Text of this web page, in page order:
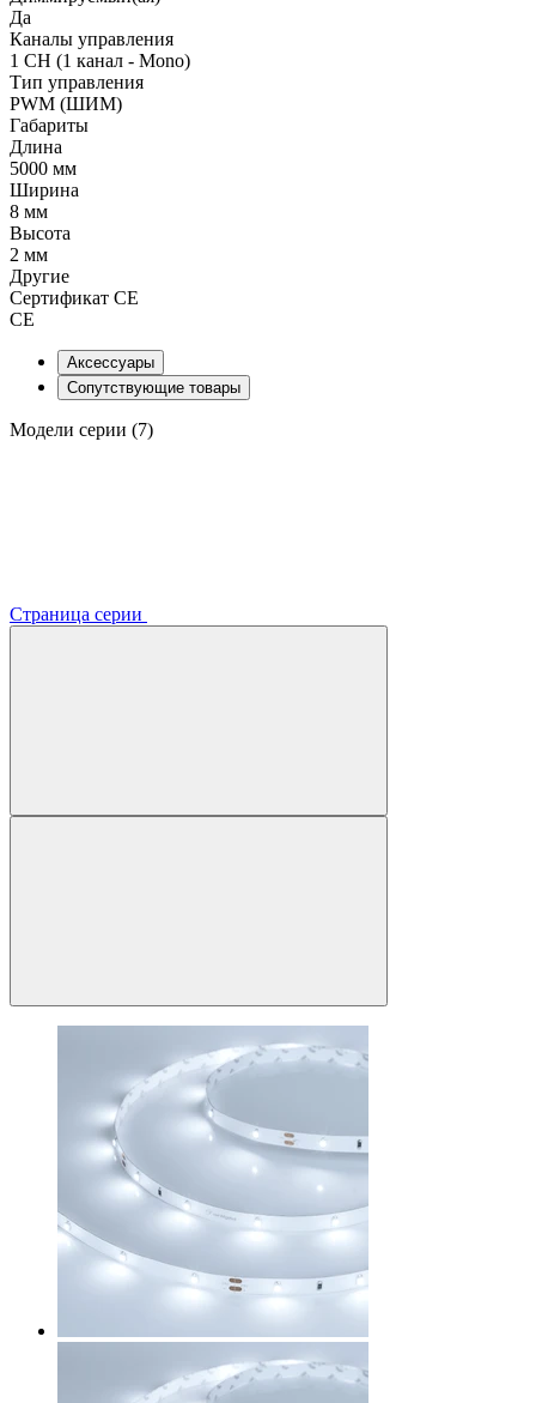
Да
Каналы управления
1 CH (1 канал - Mono)
Тип управления
PWM (ШИМ)
Габариты
Длина
5000 мм
Ширина
8 мм
Высота
2 мм
Другие
Сертификат CE
CE
Аксессуары
Сопутствующие товары
Модели серии (7)
Страница серии